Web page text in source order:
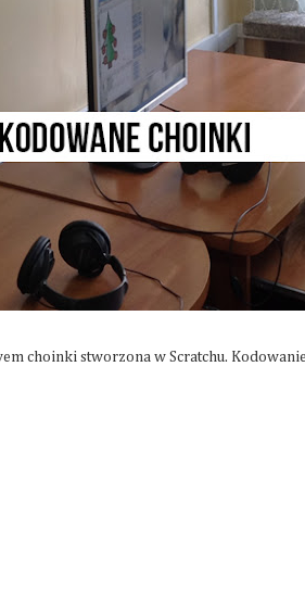
choinki stworzona w Scratchu.